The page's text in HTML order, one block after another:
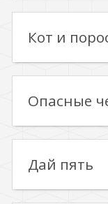
Кот и
Опасные
Дай пять